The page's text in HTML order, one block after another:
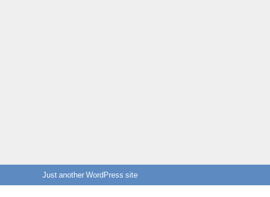
Just another WordPress site